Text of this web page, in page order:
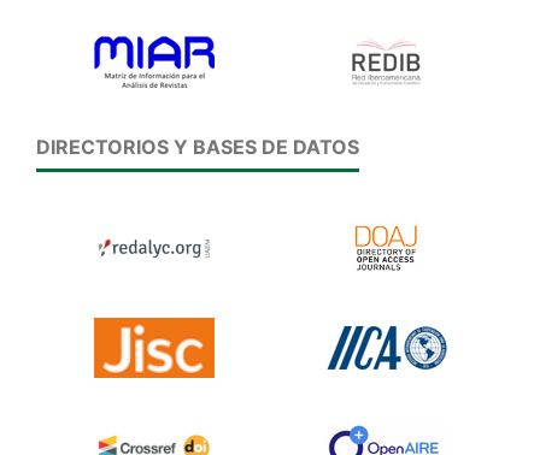
DIRECTORIOS Y BASES DE DATOS